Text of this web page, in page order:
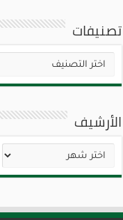
تصنيفات
تصنيفات
الأرشيف
الأرشيف